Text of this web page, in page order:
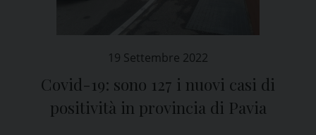
19 Settembre 2022
Covid-19: sono 127 i nuovi casi di
positività in provincia di Pavia